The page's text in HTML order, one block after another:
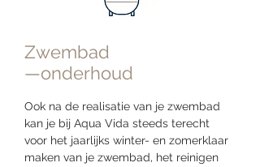
Zwembad
—onderhoud
Ook na de realisatie van je zwembad
kan je bij Aqua Vida steeds terecht
voor het jaarlijks winter- en zomerklaar
maken van je zwembad, het reinigen